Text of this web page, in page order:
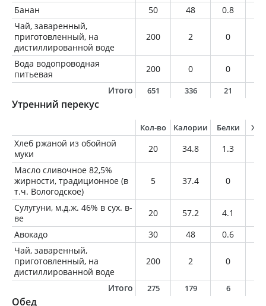
Банан 50 48 0.8
Чай, заваренный,
приготовленный, на
дистиллированной воде
200 2 0
Вода водопроводная
питьевая
200 0 0
Итого
651 336 21
Утренний перекус
Кол-во Калории Белки
Хлеб ржаной из обойной
муки
20 34.8 1.3
Масло сливочное 82,5%
жирности, традиционное (в
т.ч. Вологодское)
5 37.4 0
Сулугуни, м.д.ж. 46% в сух. в-
ве
20 57.2 4.1
Авокадо
30 48 0.6
Чай, заваренный,
приготовленный, на
дистиллированной воде
200 2 0
Итого 275 179 6
Обед